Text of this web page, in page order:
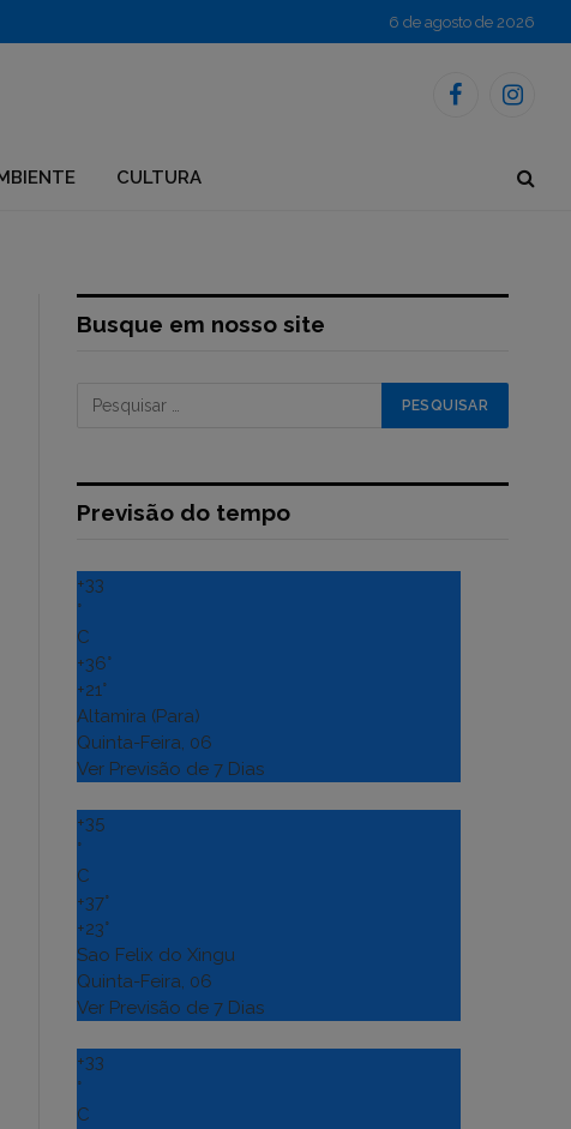
6 de agosto de 2026
Facebook
CULTURA
Busque em nosso site
Previsão do tempo
+33
°
C
+36°
+21°
Altamira (Para)
Quinta-Feira, 06
Ver Previsão de 7 Dias
+35
°
C
+37°
+23°
Sao Felix do Xingu
Quinta-Feira, 06
Ver Previsão de 7 Dias
+33
°
C